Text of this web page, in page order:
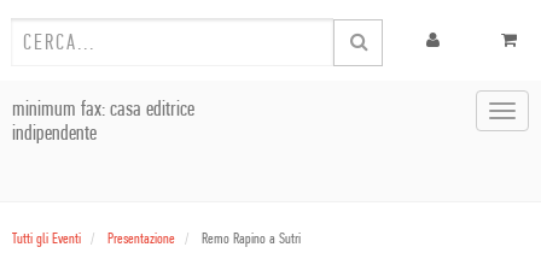
minimum fax: casa editrice
indipendente
Tutti gli Eventi Presentazione Remo Rapino a Sutri